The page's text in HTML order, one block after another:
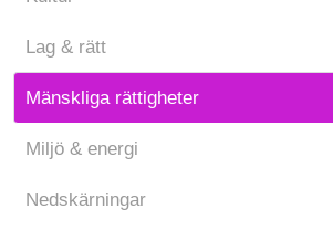
Lag & rätt
Mänskliga rättigheter
Miljö & energi
Nedskärningar